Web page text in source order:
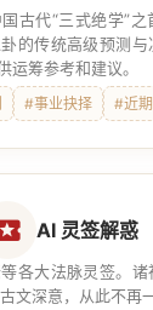
古代“三式绝学”
的传统高级预测
运筹参考和建议。
#事业抉择 #近
AI 灵签解惑
各大法脉灵签。
文深意，从此不再